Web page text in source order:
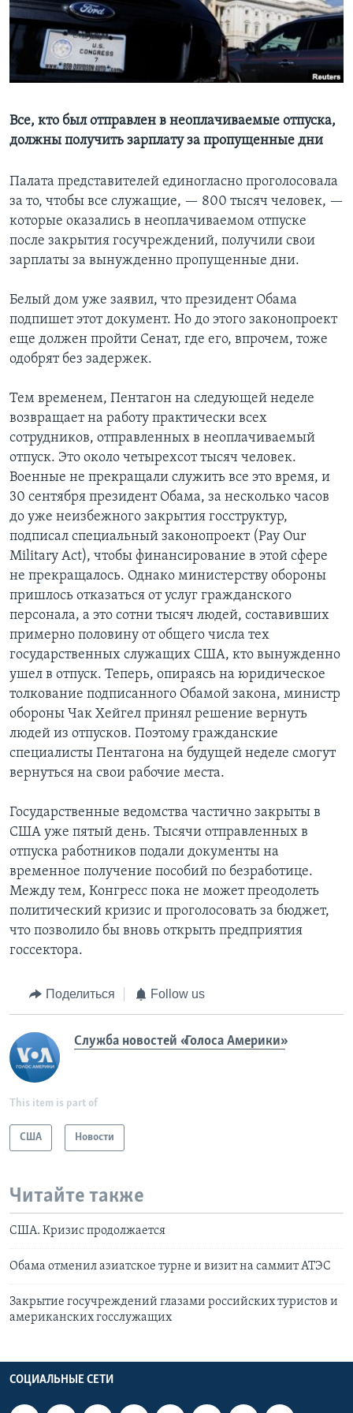
Learning English
СОЦИАЛЬНЫЕ СЕТИ
Языки
Все, кто был отправлен в неоплачиваемые отпуска,
должны получить зарплату за пропущенные дни
Палата представителей единогласно проголосовала
за то, чтобы все служащие, — 800 тысяч человек, —
которые оказались в неоплачиваемом отпуске
после закрытия госучреждений, получили свои
зарплаты за вынужденно пропущенные дни.
Белый дом уже заявил, что президент Обама
подпишет этот документ. Но до этого законопроект
еще должен пройти Сенат, где его, впрочем, тоже
одобрят без задержек.
Тем временем, Пентагон на следующей неделе
возвращает на работу практически всех
сотрудников, отправленных в неоплачиваемый
отпуск. Это около четырехсот тысяч человек.
Военные не прекращали служить все это время, и
30 сентября президент Обама, за несколько часов
до уже неизбежного закрытия госструктур,
подписал специальный законопроект (Pay Our
Military Act), чтобы финансирование в этой сфере
не прекращалось. Однако министерству обороны
пришлось отказаться от услуг гражданского
персонала, а это сотни тысяч людей, составивших
примерно половину от общего числа тех
государственных служащих США, кто вынужденно
ушел в отпуск. Теперь, опираясь на юридическое
толкование подписанного Обамой закона, министр
обороны Чак Хейгел принял решение вернуть
людей из отпусков. Поэтому гражданские
специалисты Пентагона на будущей неделе смогут
вернуться на свои рабочие места.
Государственные ведомства частично закрыты в
США уже пятый день. Тысячи отправленных в
отпуска работников подали документы на
временное получение пособий по безработице.
Между тем, Конгресс пока не может преодолеть
политический кризис и проголосовать за бюджет,
что позволило бы вновь открыть предприятия
госсектора.
Поделиться Follow us
Служба новостей «Голоса Америки»
This item is part of
США Новости
Читайте также
США. Кризис продолжается
Обама отменил азиатское турне и визит на саммит АТЭС
Закрытие госучреждений глазами российских туристов и
американских госслужащих
СОЦИАЛЬНЫЕ СЕТИ